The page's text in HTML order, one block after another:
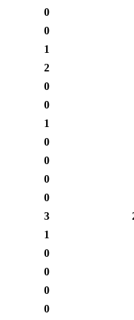
0
0
1
2
0
0
1
0
0
0
0
3
1
0
0
0
0